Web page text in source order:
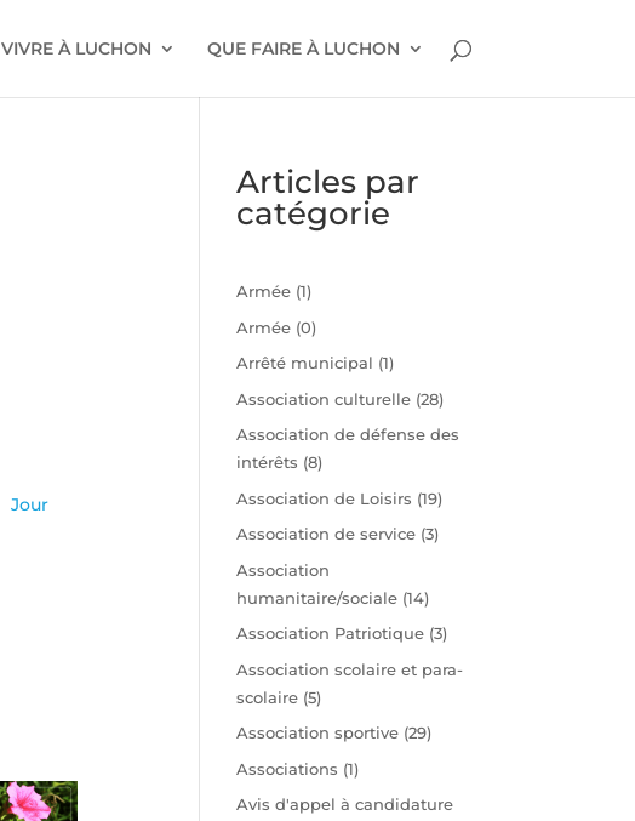
VIVRE À LUCHON QUE FAIRE À LUCHON
Jour
Articles par
catégorie
Armée (1)
Armée (0)
Arrêté municipal (1)
Association culturelle (28)
Association de défense des
intérêts (8)
Association de Loisirs (19)
Association de service (3)
Association
humanitaire/sociale (14)
Association Patriotique (3)
Association scolaire et para-
scolaire (5)
Association sportive (29)
Associations (1)
Avis d'appel à candidature